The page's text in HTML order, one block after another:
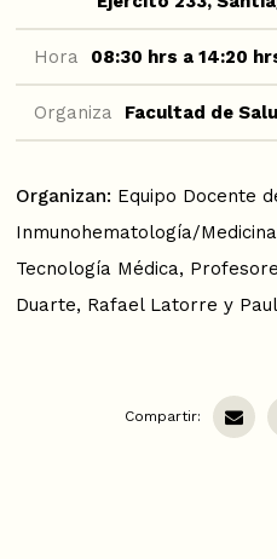
Hora 08:30 hrs a 14:20
Organiza Facultad de
Organizan: Equipo Docente
Inmunohematología/
Tecnología Médica,
Duarte, Rafael Latorre y
Compartir: